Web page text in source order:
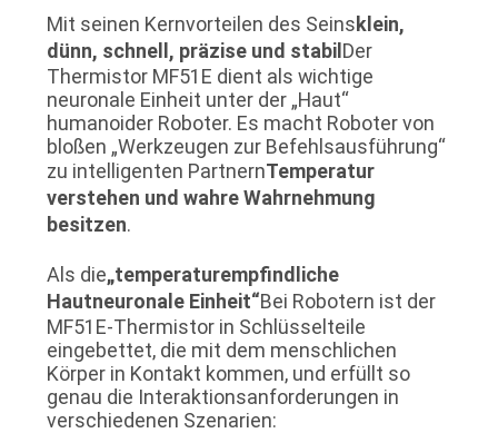
SITEMAP
PRIVACY
POLICY
Mit seinen Kernvorteilen des Seinsklein,
dünn, schnell, präzise und stabilDer
Thermistor MF51E dient als wichtige
neuronale Einheit unter der „Haut“
humanoider Roboter. Es macht Roboter von
bloßen „Werkzeugen zur Befehlsausführung“
zu intelligenten PartnernTemperatur
verstehen und wahre Wahrnehmung
besitzen.
Als die„temperaturempfindliche
Hautneuronale Einheit“Bei Robotern ist der
MF51E-Thermistor in Schlüsselteile
eingebettet, die mit dem menschlichen
Körper in Kontakt kommen, und erfüllt so
genau die Interaktionsanforderungen in
verschiedenen Szenarien: